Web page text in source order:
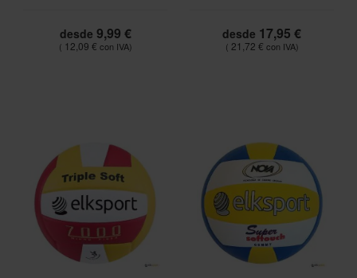
desde 9,99 €
12,09 €
desde 17,95 €
21,72 €